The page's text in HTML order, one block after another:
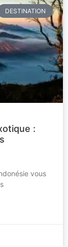
DESTINATION
:
vous